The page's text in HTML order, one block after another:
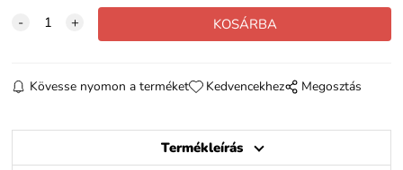
Kövesse nyomon a terméket Kedvencekhez Megosztás
Termékleírás